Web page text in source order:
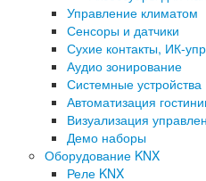
Управление климатом
Сенсоры и датчики
Сухие контакты, ИК-
Аудио зонирование
Системные устройства
Автоматизация
Визуализация
Демо наборы
Оборудование KNX
Реле KNX